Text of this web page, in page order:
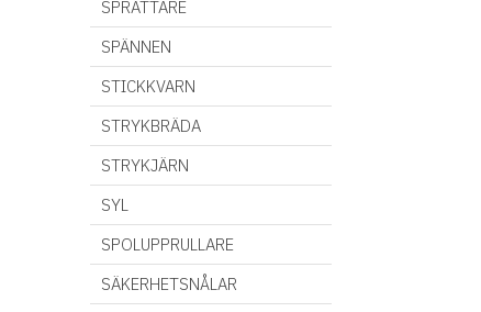
SPRÄTTARE
SPÄNNEN
STICKKVARN
STRYKBRÄDA
STRYKJÄRN
SYL
SPOLUPPRULLARE
SÄKERHETSNÅLAR